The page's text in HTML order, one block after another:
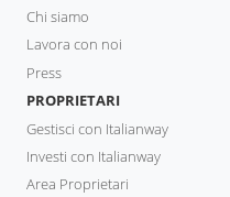
Chi siamo
Lavora con noi
Press
PROPRIETARI
Gestisci con Italianway
Investi con Italianway
Area Proprietari